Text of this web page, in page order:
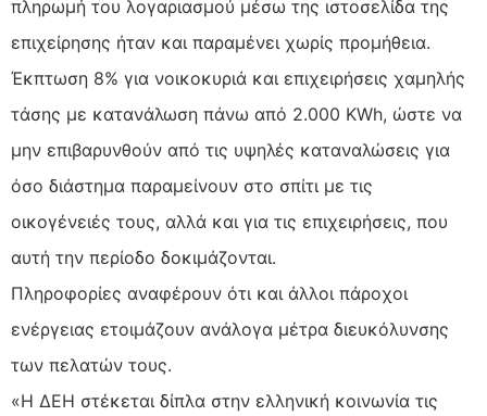
πληρωμή του λογαριασμού μέσω της ιστοσελίδα της
επιχείρησης ήταν και παραμένει χωρίς προμήθεια.
Έκπτωση 8% για νοικοκυριά και επιχειρήσεις χαμηλής
τάσης με κατανάλωση πάνω από 2.000 KWh, ώστε να
μην επιβαρυνθούν από τις υψηλές καταναλώσεις για
όσο διάστημα παραμείνουν στο σπίτι με τις
οικογένειές τους, αλλά και για τις επιχειρήσεις, που
αυτή την περίοδο δοκιμάζονται.
Πληροφορίες αναφέρουν ότι και άλλοι πάροχοι
ενέργειας ετοιμάζουν ανάλογα μέτρα διευκόλυνσης
των πελατών τους.
«Η ΔΕΗ στέκεται δίπλα στην ελληνική κοινωνία τις